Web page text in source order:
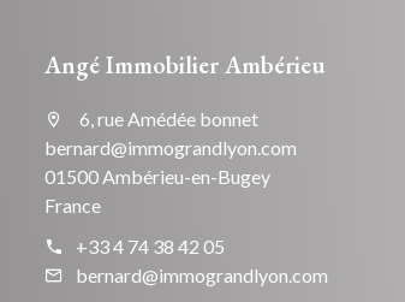
Angé Immobilier Ambérieu
6, rue Amédée bonnet
bernard@immograndlyon.com
01500 Ambérieu-en-Bugey
France
+33 4 74 38 42 05
bernard@immograndlyon.com